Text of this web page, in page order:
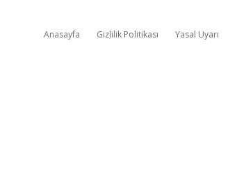
Anasayfa Gizlilik Politikası Yasal Uyarı